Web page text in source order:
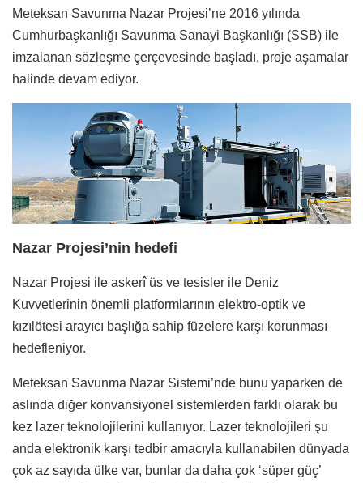
Meteksan Savunma Nazar Projesi’ne 2016 yılında
Cumhurbaşkanlığı Savunma Sanayi Başkanlığı (SSB) ile
imzalanan sözleşme çerçevesinde başladı, proje aşamalar
halinde devam ediyor.
Nazar Projesi’nin hedefi
Nazar Projesi ile askerî üs ve tesisler ile Deniz
Kuvvetlerinin önemli platformlarının elektro-optik ve
kızılötesi arayıcı başlığa sahip füzelere karşı korunması
hedefleniyor.
Meteksan Savunma Nazar Sistemi’nde bunu yaparken de
aslında diğer konvansiyonel sistemlerden farklı olarak bu
kez lazer teknolojilerini kullanıyor. Lazer teknolojileri şu
anda elektronik karşı tedbir amacıyla kullanabilen dünyada
çok az sayıda ülke var, bunlar da daha çok ‘süper güç’